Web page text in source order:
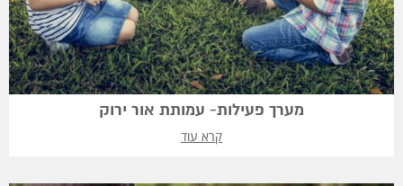
מערך פעילות- עמותת אור ירוק
קרא עוד